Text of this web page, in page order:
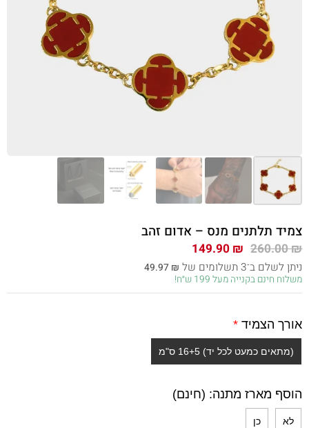
צמיד תלתנים מנס – אדום זהב
260.00₪ המחיר
המקורי
היה:
260.00 ₪.
149.90₪ המחיר
הנוכחי
הוא:
149.90 ₪.
ניתן לשלם ב־3 תשלומים של 49.97₪
משלוח חינם בקנייה מעל 199 ש״ח!
אורך הצמיד*
(מתאים כמעט לכל יד) 16+5 ס"מ
הוסף מארז מתנה: (חינם)
לא כן